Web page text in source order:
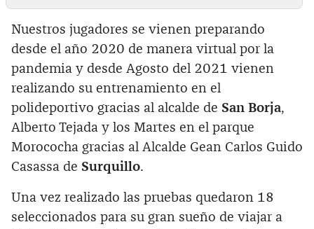
Nuestros jugadores se vienen preparando
desde el año 2020 de manera virtual por la
pandemia y desde Agosto del 2021 vienen
realizando su entrenamiento en el
polideportivo gracias al alcalde de San Borja,
Alberto Tejada y los Martes en el parque
Morococha gracias al Alcalde Gean Carlos Guido
Casassa de Surquillo.
Una vez realizado las pruebas quedaron 18
seleccionados para su gran sueño de viajar a